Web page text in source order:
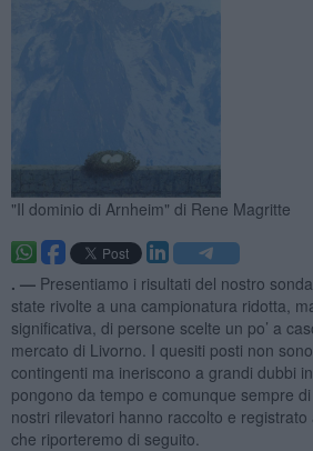
"Il dominio di Arnheim" di Rene Magritte
. — Presentiamo i risultati del nostro
state rivolte a una campionatura ridotta,
significativa, di persone scelte un po’ a
mercato di Livorno. I quesiti posti non
contingenti ma ineriscono a grandi dubbi
pongono da tempo e comunque sempre
nostri rilevatori hanno raccolto e
che riporteremo di seguito.